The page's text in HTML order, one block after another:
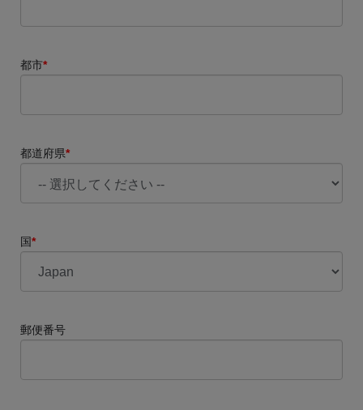
都市*
都道府県*
国*
郵便番号